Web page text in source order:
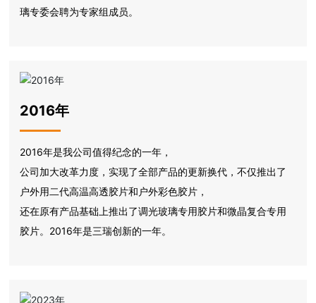
璃专委会聘为专家组成员。
2016年
2016年是我公司值得纪念的一年，
公司加大改革力度，实现了全部产品的更新换代，不仅推出了
户外用二代高温高透胶片和户外彩色胶片，
还在原有产品基础上推出了调光玻璃专用胶片和微晶复合专用
胶片。2016年是三瑞创新的一年。